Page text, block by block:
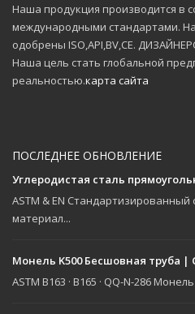
Наша продукция производится в
международными стандартами.
одобрены ISO,API,BV,CE.
Наша цель стать глобальной
реальностью.карта сайта
ПОСЛЕДНЕЕ ОБНОВЛЕНИЕ
Углеродистая сталь
ASTM & EN
материал...
Монель K500 Бесшовная труба |
ASTM B163 · B165 · QQ-N-286